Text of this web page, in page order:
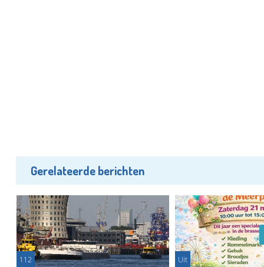
Gerelateerde berichten
112 Uit